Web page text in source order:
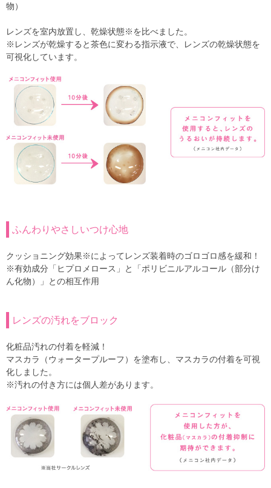
物）
レンズを室内放置し、乾燥状態※を比べました。
※レンズが乾燥すると茶色に変わる指示液で、レンズの乾燥状態を
可視化しています。
ふんわりやさしいつけ心地
クッショニング効果※によってレンズ装着時のゴロゴロ感を緩和！
※有効成分「ヒプロメロース」と「ポリビニルアルコール（部分け
ん化物）」との相互作用
レンズの汚れをブロック
化粧品汚れの付着を軽減！
マスカラ（ウォータープルーフ）を塗布し、マスカラの付着を可視
化しました。
※汚れの付き方には個人差があります。